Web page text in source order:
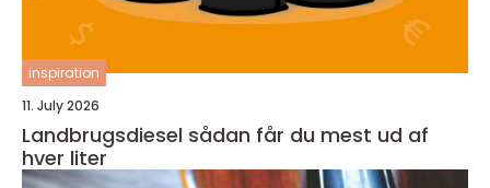
inspiration
11. July 2026
Landbrugsdiesel sådan får du mest ud af
hver liter